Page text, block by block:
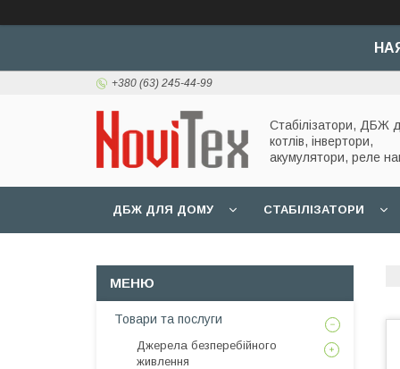
+380 (63) 245-44-99
Стабілізатори, ДБЖ
котлів, інвертори,
акумулятори, реле
ДБЖ ДЛЯ ДОМУ СТАБІЛІЗАТОРИ
Товари та послуги
Джерела безперебійного
живлення